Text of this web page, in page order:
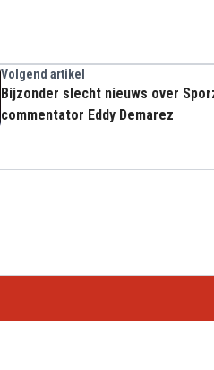
Volgend artikel
Bijzonder slecht nieuws over
commentator Eddy Demarez